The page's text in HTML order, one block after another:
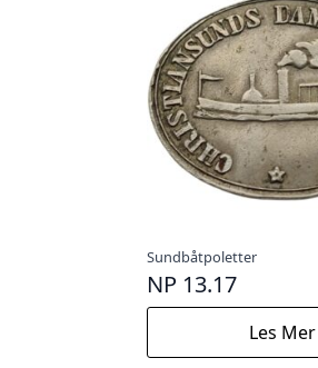
Sundbåtpoletter
NP 13.17
Les Mer